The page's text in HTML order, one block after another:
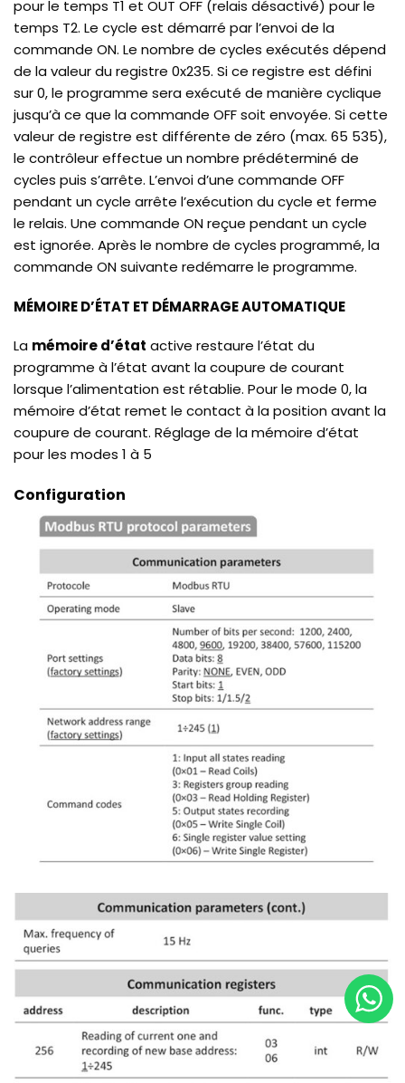
pour le temps T1 et OUT OFF (relais désactivé) pour le
temps T2. Le cycle est démarré par l’envoi de la
commande ON. Le nombre de cycles exécutés dépend
de la valeur du registre 0x235. Si ce registre est défini
sur 0, le programme sera exécuté de manière cyclique
jusqu’à ce que la commande OFF soit envoyée. Si cette
valeur de registre est différente de zéro (max. 65 535),
le contrôleur effectue un nombre prédéterminé de
cycles puis s’arrête. L’envoi d’une commande OFF
pendant un cycle arrête l’exécution du cycle et ferme
le relais. Une commande ON reçue pendant un cycle
est ignorée. Après le nombre de cycles programmé, la
commande ON suivante redémarre le programme.
MÉMOIRE D’ÉTAT ET DÉMARRAGE AUTOMATIQUE
La mémoire d’état active restaure l’état du
programme à l’état avant la coupure de courant
lorsque l’alimentation est rétablie. Pour le mode 0, la
mémoire d’état remet le contact à la position avant la
coupure de courant. Réglage de la mémoire d’état
pour les modes 1 à 5
Configuration